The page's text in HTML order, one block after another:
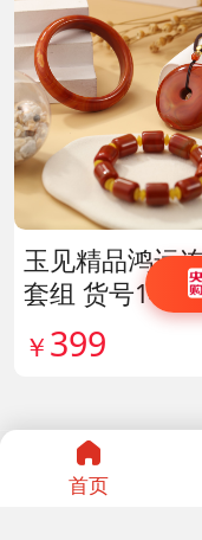
玉见精品鸿运
套组 货号
￥ 399
首页